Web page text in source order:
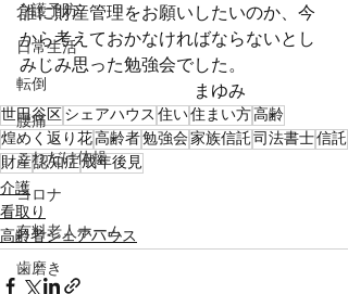
介護予防
日常生活
転倒
腰痛
これだけ体操
コロナ
有料老人ホーム
歯磨き
誰に財産管理をお願いしたいのか、今
から考えておかなければならないとし
みじみ思った勉強会でした。
まゆみ
世田谷区シェアハウス 住い住まい方高齢
煌めく返り花高齢者勉強会家族信託司法書士信託
財産認知症成年後見
介護
看取り
高齢者シェアハウス